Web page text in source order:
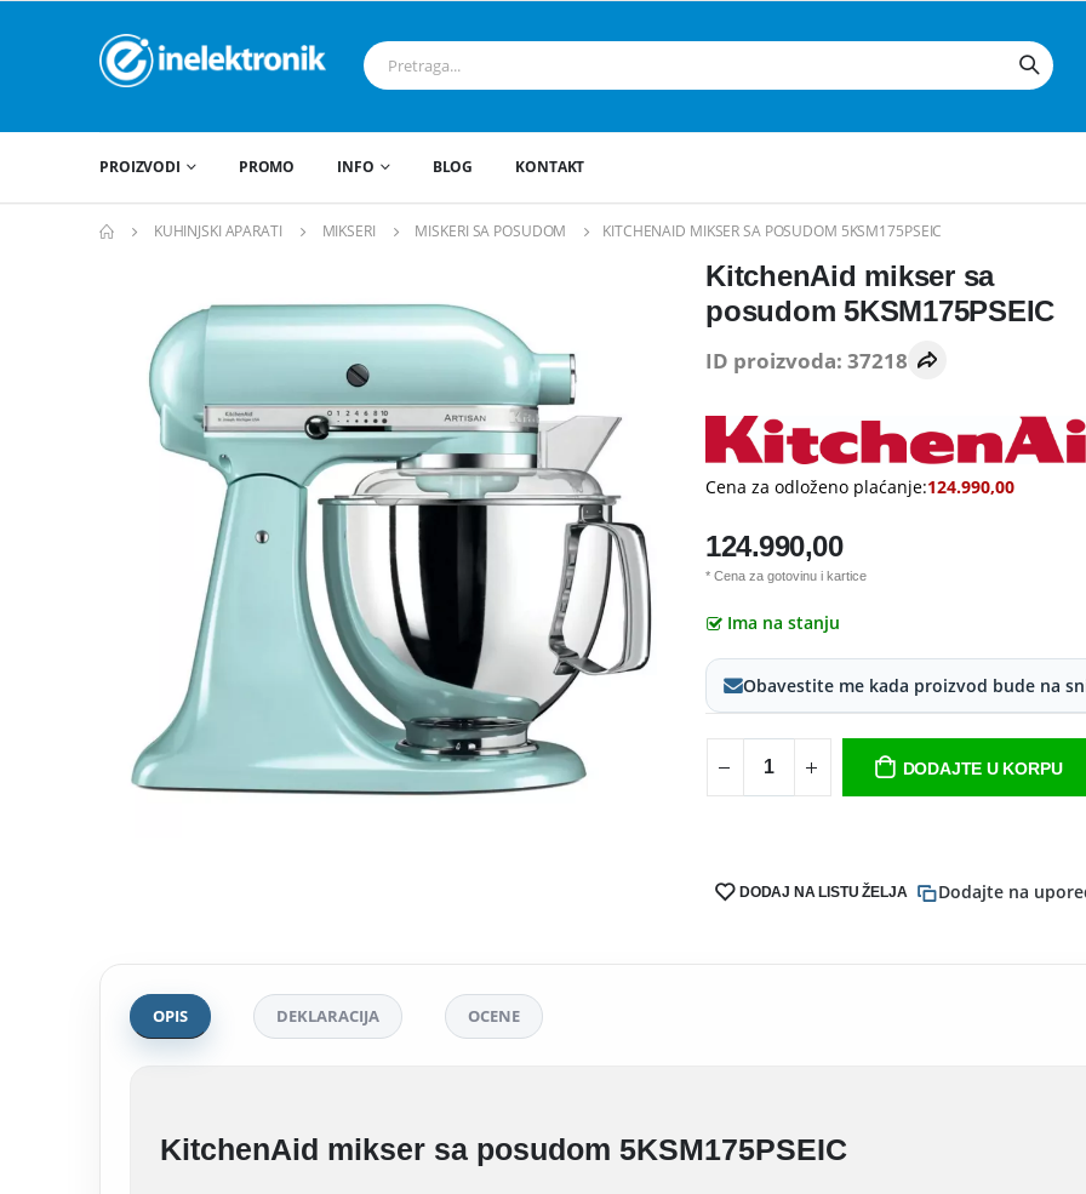
PROIZVODI PROMO INFO BLOG KONTAKT
KUHINJSKI APARATI MIKSERI MISKERI SA POSUDOM KITCHENAID MIKSER SA POSUDOM 5KSM175PSEIC
KitchenAid mikser sa
posudom 5KSM175PSEIC
ID proizvoda: 37218
Cena za odloženo plaćanje:124.990,00
124.990,00
* Cena za gotovinu i kartice
Ima na stanju
Obavestite me kada proizvod bude na
DODAJTE U KORPU
DODAJ NA LISTU ŽELJA Dodajte na
OPIS DEKLARACIJA OCENE
KitchenAid mikser sa posudom 5KSM175PSEIC